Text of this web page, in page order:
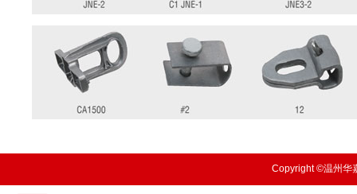
Copyright ©温州华